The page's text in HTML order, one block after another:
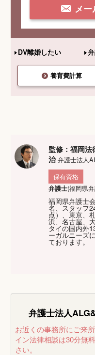
メー
DV離婚したい
養育費計算
監修：福岡法
治弁護士法人
保有資格
弁護士(福岡県
福岡県弁護士
名、スタッフ
点）、東京、
浜、名古屋、
タイの国内外
ーガルニーズ
ております。
弁護士法人
お近くの事務所にご来
イン法律相談は30分無料
さい。